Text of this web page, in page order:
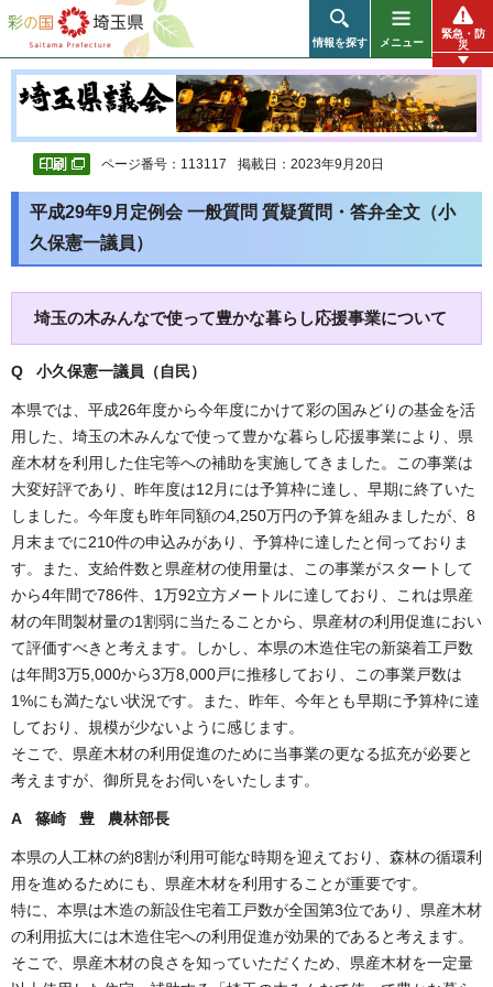
彩の国 埼玉県
情報を探す メニュー
緊急・防
災
ページ番号：113117 掲載日：2023年9月20日
平成29年9月定例会 一般質問 質疑質問・答弁全文（小
久保憲一議員）
埼玉の木みんなで使って豊かな暮らし応援事業について
Q 小久保憲一議員（自民）
本県では、平成26年度から今年度にかけて彩の国みどりの基金を活
用した、埼玉の木みんなで使って豊かな暮らし応援事業により、県
産木材を利用した住宅等への補助を実施してきました。この事業は
大変好評であり、昨年度は12月には予算枠に達し、早期に終了いた
しました。今年度も昨年同額の4,250万円の予算を組みましたが、8
月末までに210件の申込みがあり、予算枠に達したと伺っておりま
す。また、支給件数と県産材の使用量は、この事業がスタートして
から4年間で786件、1万92立方メートルに達しており、これは県産
材の年間製材量の1割弱に当たることから、県産材の利用促進におい
て評価すべきと考えます。しかし、本県の木造住宅の新築着工戸数
は年間3万5,000から3万8,000戸に推移しており、この事業戸数は
1%にも満たない状況です。また、昨年、今年とも早期に予算枠に達
しており、規模が少ないように感じます。
そこで、県産木材の利用促進のために当事業の更なる拡充が必要と
考えますが、御所見をお伺いをいたします。
A 篠崎 豊 農林部長
本県の人工林の約8割が利用可能な時期を迎えており、森林の循環利
用を進めるためにも、県産木材を利用することが重要です。
特に、本県は木造の新設住宅着工戸数が全国第3位であり、県産木材
の利用拡大には木造住宅への利用促進が効果的であると考えます。
そこで、県産木材の良さを知っていただくため、県産木材を一定量